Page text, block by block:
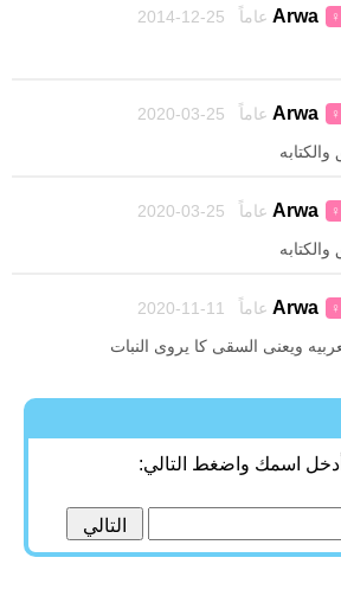
Arwa ♀
Arwa ♀
Arwa ♀
Arwa ♀
ويعنى السقى كا يروى النبات
اسمك واضغط التالي: